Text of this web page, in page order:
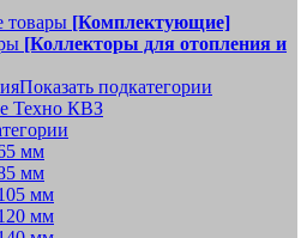
товары [Комплектующие]
[Коллекторы для отопления и
Показать подкатегории
Техно КВЗ
мм
мм
мм
мм